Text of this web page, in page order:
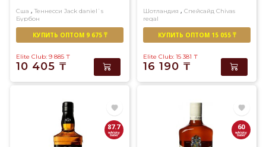
Сша , Теннесси Jack daniel`s
Бурбон
КУПИТЬ ОПТОМ 9 675 ₸
Elite Club: 9 885 ₸
10 405 ₸
Шотландия , Спейсайд Chivas
regal
Купажированный
КУПИТЬ ОПТОМ 15 055 ₸
Elite Club: 15 381 ₸
16 190 ₸
87.7 60